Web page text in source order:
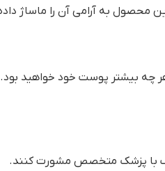
چه بیشتر پوست خود خواهید بود.
با پزشک متخصص مشورت کنند.